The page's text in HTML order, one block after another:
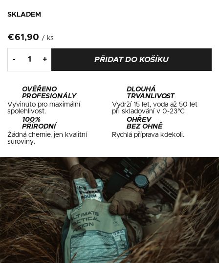
€61,90 / ks
SKLADEM
PŘIDAT DO KOŠÍKU
OVĚŘENO
PROFESIONÁLY
Vyvinuto pro maximální
spolehlivost.
DLOUHÁ
TRVANLIVOST
Vydrží 15 let, voda až 50 let
při skladování v 0-23°C
100%
PŘÍRODNÍ
Žádná chemie, jen kvalitní
suroviny.
OHŘEV
BEZ OHNĚ
Rychlá příprava kdekoli.